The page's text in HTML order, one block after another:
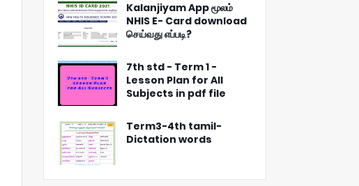
Kalanjiyam App மூலம்
NHIS E- Card download
செய்வது எப்படி?
7th std - Term 1 -
Lesson Plan for All
Subjects in pdf file
Term3-4th tamil-
Dictation words